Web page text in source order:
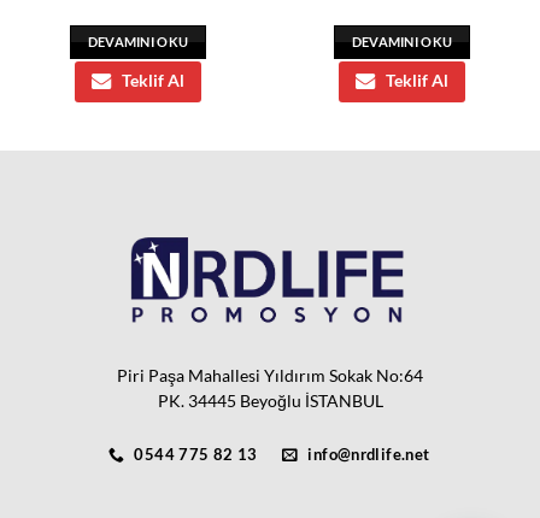
DEVAMINI OKU
Teklif Al
DEVAMINI OKU
Teklif Al
Piri Paşa Mahallesi Yıldırım Sokak No:64
PK. 34445 Beyoğlu İSTANBUL
0544 775 82 13 info@nrdlife.net